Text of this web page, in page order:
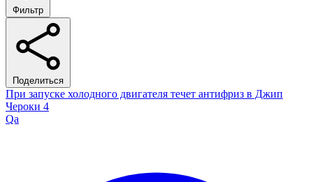
Фильтр
Поделиться
При запуске холодного двигателя течет антифриз в Джип
Чероки 4
Qa